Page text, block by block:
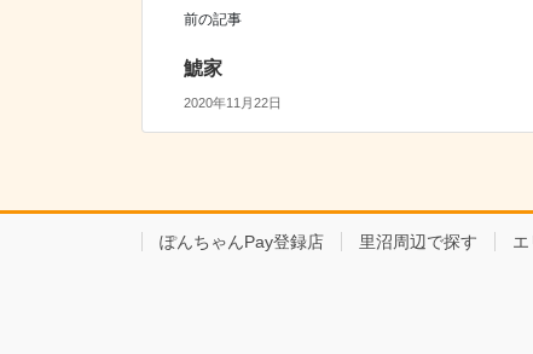
前の記事
鯱家
2020年11月22日
ぽんちゃんPay登録店 里沼周辺で探す